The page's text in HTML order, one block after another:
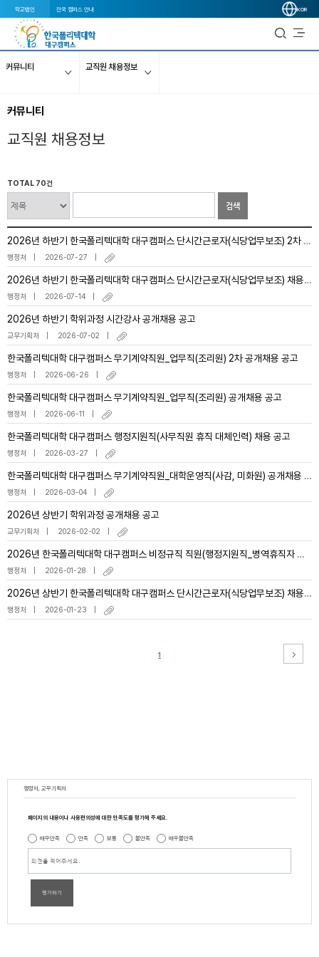
학교법인 전국 캠퍼스 안내 KOR
커뮤니티 교직원 채용정보
커뮤니티
교직원 채용정보
TOTAL 70건
검색
2026년 하반기 한국폴리텍대학 대구캠퍼스 단시간근로자(식당업무보조) 2차 채용공고
행정처 2026-07-27
2026년 하반기 한국폴리텍대학 대구캠퍼스 단시간근로자(식당업무보조) 채용공고
행정처 2026-07-14
2026년 하반기 학위과정 시간강사 공개채용 공고
교무기획처 2026-07-02
한국폴리텍대학 대구캠퍼스 무기계약직원_업무직(조리원) 2차 공개채용 공고
행정처 2026-06-26
한국폴리텍대학 대구캠퍼스 무기계약직원_업무직(조리원) 공개채용 공고
행정처 2026-06-11
한국폴리텍대학 대구캠퍼스 행정지원직(사무직원 휴직 대체인력) 채용 공고
행정처 2026-03-27
한국폴리텍대학 대구캠퍼스 무기계약직원_대학운영직(사감, 미화원) 공개채용 공고
행정처 2026-03-04
2026년 상반기 학위과정 공개채용 공고
교무기획처 2026-02-02
2026년 한국폴리텍대학 대구캠퍼스 비정규직 직원(행정지원직_병역휴직자 대체인력) 채용 공고
행정처 2026-01-28
2026년 상반기 한국폴리텍대학 대구캠퍼스 단시간근로자(식당업무보조) 채용 공고
행정처 2026-01-23
1
행정처, 교무기획처
페이지의 내용이나 사용편의성에 대한 만족도를 평가해 주세요.
매우만족 만족 보통 불만족 매우불만족
평가하기